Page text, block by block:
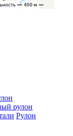
рулон
Рулон